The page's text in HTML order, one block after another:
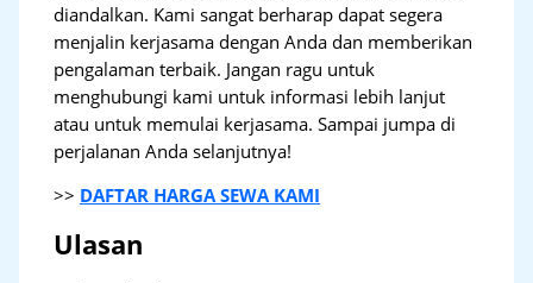
diandalkan. Kami sangat berharap dapat segera
menjalin kerjasama dengan Anda dan memberikan
pengalaman terbaik. Jangan ragu untuk
menghubungi kami untuk informasi lebih lanjut
atau untuk memulai kerjasama. Sampai jumpa di
perjalanan Anda selanjutnya!
>> DAFTAR HARGA SEWA KAMI
Ulasan